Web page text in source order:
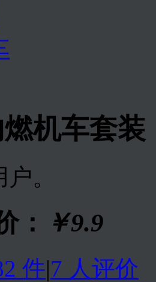
机车套装
。
： ￥9.9
件|7 人评价